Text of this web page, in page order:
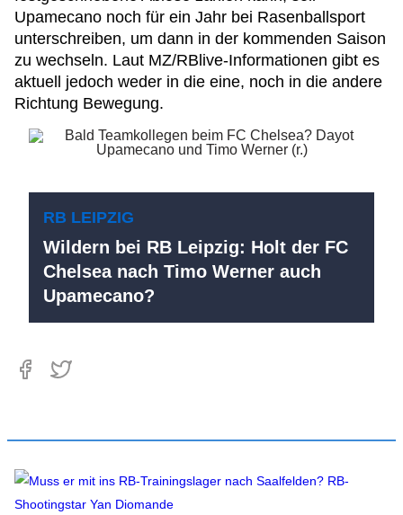
Upamecano noch für ein Jahr bei Rasenballsport
unterschreiben, um dann in der kommenden Saison
zu wechseln. Laut MZ/RBlive-Informationen gibt es
aktuell jedoch weder in die eine, noch in die andere
Richtung Bewegung.
RB LEIPZIG
Wildern bei RB Leipzig: Holt der FC
Chelsea nach Timo Werner auch
Upamecano?